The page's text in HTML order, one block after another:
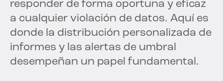
responder de forma oportuna y eficaz
a cualquier violación de datos. Aquí es
donde la distribución personalizada de
informes y las alertas de umbral
desempeñan un papel fundamental.